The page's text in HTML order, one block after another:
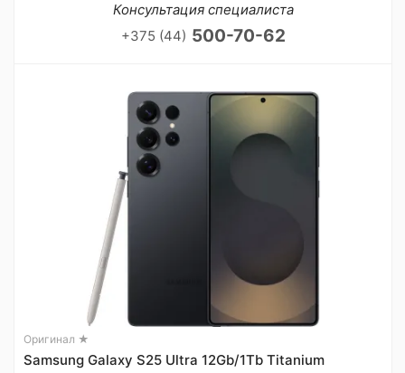
Консультация специалиста
+375 (44) 500-70-62
Оригинал ★
Samsung Galaxy S25 Ultra 12Gb/1Tb Titanium